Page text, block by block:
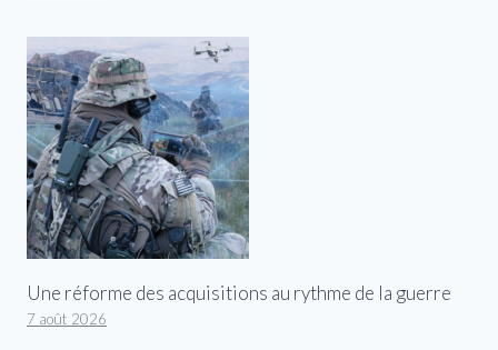
Une réforme des acquisitions au rythme de la guerre
7 août 2026